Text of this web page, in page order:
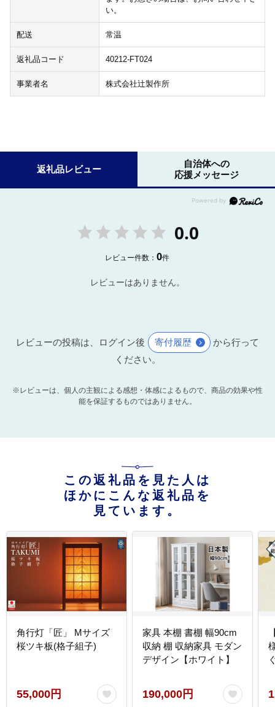
い。
配送 常温
返礼品コード 40212-FT024
事業者名 株式会社辻製作所
返礼品レビュー
自治体への
応援メッセージ
0.0
レビュー件数：0件
レビューはありません。
レビューの投稿は、ログイン後 寄付履歴
から行って
ください。
※レビューは、個人の主観による感想・体感によるもので、商品の効果や性
能を保証するものではありません。
この返礼品を見た人は
ほかにこんな返礼品を
見ています。
角行灯「匠」 Mサイズ
桜ツキ板(格子組子)
55,000円
家具 本棚 書棚 幅90cm
収納 棚 収納家具 モダン
デザイン【ホワイト】
190,000円